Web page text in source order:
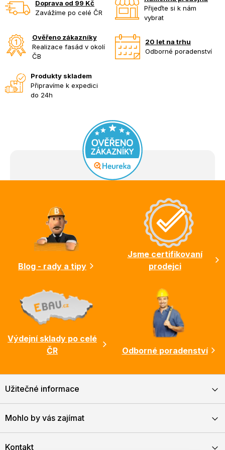
Doprava od 99 Kč
Zavážíme po celé ČR
Přijeďte si k nám
vybrat
Ověřeno zákazníky
Realizace fasád v okolí
ČB
20 let na trhu
Odborné poradenství
Produkty skladem
Připravíme k expedici
do 24h
Blog - rady a tipy
Jsme certifikovaní
prodejci
Výdejní sklady po celé
ČR
Odborné poradenství
Užitečné informace
Mohlo by vás zajímat
Kontakt